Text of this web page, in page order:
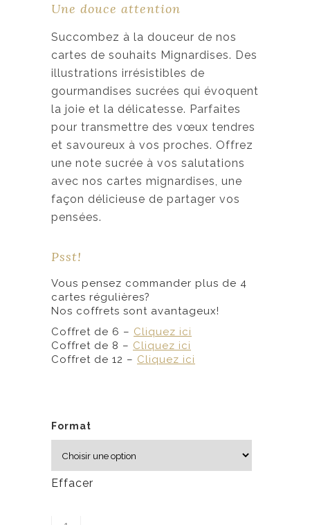
d
e
p
r
x
:
3
,
à
6
,
2
5
Une douce attention
Succombez à la douceur de nos
cartes de souhaits Mignardises. Des
illustrations irrésistibles de
gourmandises sucrées qui évoquent
la joie et la délicatesse. Parfaites
pour transmettre des vœux tendres
et savoureux à vos proches. Offrez
une note sucrée à vos salutations
avec nos cartes mignardises, une
façon délicieuse de partager vos
pensées.
Psst!
Vous pensez commander plus de 4
cartes régulières?
Nos coffrets sont avantageux!
Coffret de 6 – Cliquez ici
Coffret de 8 – Cliquez ici
Coffret de 12 – Cliquez ici
Format
Effacer